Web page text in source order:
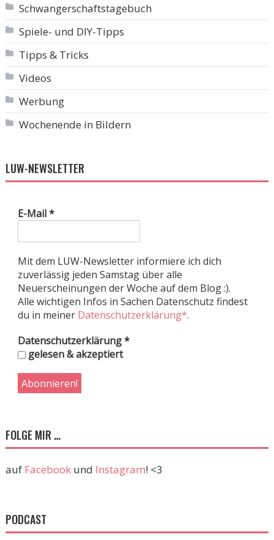
Schwangerschaftstagebuch
Spiele- und DIY-Tipps
Tipps & Tricks
Videos
Werbung
Wochenende in Bildern
LUW-NEWSLETTER
E-Mail*
Mit dem LUW-Newsletter informiere ich dich
zuverlässig jeden Samstag über alle
Neuerscheinungen der Woche auf dem Blog :).
Alle wichtigen Infos in Sachen Datenschutz findest
du in meiner Datenschutzerklärung*.
Datenschutzerklärung*
gelesen & akzeptiert
FOLGE MIR …
auf Facebookund Instagram! <3
PODCAST